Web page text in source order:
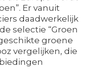
Er vanuit
daadwerkelijk
selectie “Groen
groene
vergelijken, die